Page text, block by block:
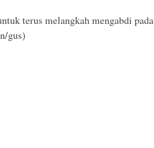
terus melangkah mengabdi pada
gus)